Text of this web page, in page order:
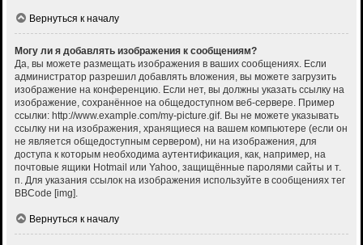
Вернуться к началу
Могу ли я добавлять изображения к сообщениям?
Да, вы можете размещать изображения в ваших сообщениях. Если
администратор разрешил добавлять вложения, вы можете загрузить
изображение на конференцию. Если нет, вы должны указать ссылку на
изображение, сохранённое на общедоступном веб-сервере. Пример
ссылки: http://www.example.com/my-picture.gif. Вы не можете указывать
ссылку ни на изображения, хранящиеся на вашем компьютере (если он
не является общедоступным сервером), ни на изображения, для
доступа к которым необходима аутентификация, как, например, на
почтовые ящики Hotmail или Yahoo, защищённые паролями сайты и т.
п. Для указания ссылок на изображения используйте в сообщениях тег
BBCode [img].
Вернуться к началу